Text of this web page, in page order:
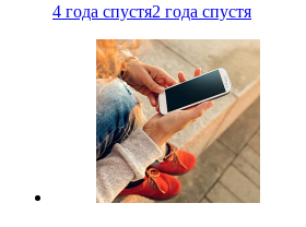
4 года спустя2 года спустя